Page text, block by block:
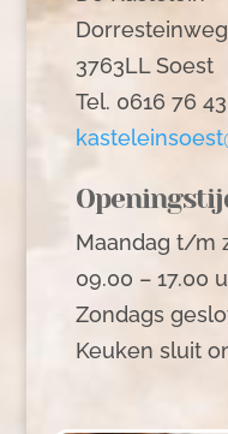
3763LL Soest
Tel. 0616 76
Maandag t/m
09.00 – 17.00
Zondags
Keuken sluit